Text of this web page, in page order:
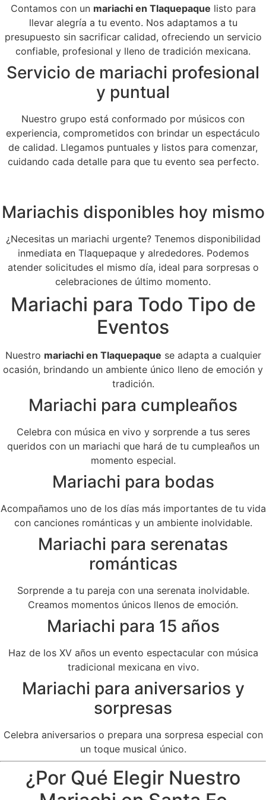
Contamos con un mariachi en Tlaquepaque listo para
llevar alegría a tu evento. Nos adaptamos a tu
presupuesto sin sacrificar calidad, ofreciendo un servicio
confiable, profesional y lleno de tradición mexicana.
Servicio de mariachi profesional
y puntual
Nuestro grupo está conformado por músicos con
experiencia, comprometidos con brindar un espectáculo
de calidad. Llegamos puntuales y listos para comenzar,
cuidando cada detalle para que tu evento sea perfecto.
Mariachis disponibles hoy mismo
¿Necesitas un mariachi urgente? Tenemos disponibilidad
inmediata en Tlaquepaque y alrededores. Podemos
atender solicitudes el mismo día, ideal para sorpresas o
celebraciones de último momento.
Mariachi para Todo Tipo de
Eventos
Nuestro mariachi en Tlaquepaque se adapta a cualquier
ocasión, brindando un ambiente único lleno de emoción y
tradición.
Mariachi para cumpleaños
Celebra con música en vivo y sorprende a tus seres
queridos con un mariachi que hará de tu cumpleaños un
momento especial.
Mariachi para bodas
Acompañamos uno de los días más importantes de tu vida
con canciones románticas y un ambiente inolvidable.
Mariachi para serenatas
románticas
Sorprende a tu pareja con una serenata inolvidable.
Creamos momentos únicos llenos de emoción.
Mariachi para 15 años
Haz de los XV años un evento espectacular con música
tradicional mexicana en vivo.
Mariachi para aniversarios y
sorpresas
Celebra aniversarios o prepara una sorpresa especial con
un toque musical único.
¿Por Qué Elegir Nuestro